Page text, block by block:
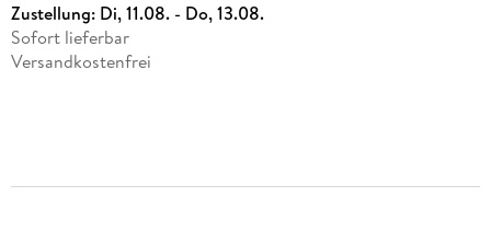
Zustellung: Di, 11.08. - Do, 13.08.
Sofort lieferbar
Versandkostenfrei